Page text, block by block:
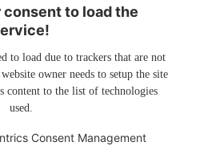
consent to load the
to load due to trackers that are not
owner needs to setup the site
content to the list of technologies
used.
Consent Management